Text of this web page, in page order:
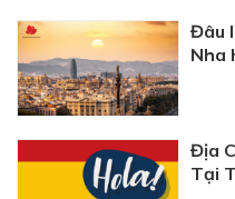
Đâu
Nha
Địa
Tại